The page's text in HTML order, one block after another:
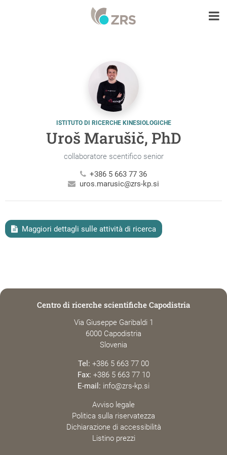
ISTITUTO DI RICERCHE KINESIOLOGICHE
Uroš Marušič, PhD
collaboratore scentifico senior
+386 5 663 77 36
uros.marusic@zrs-kp.si
Maggiori dettagli sulle attività di ricerca
Centro di ricerche scientifiche Capodistria
Via Giuseppe Garibaldi 1
6000 Capodistria
Slovenia
Tel: +386 5 663 77 00
Fax: +386 5 663 77 10
E-mail: info@zrs-kp.si
Avviso legale
Politica sulla riservatezza
Dichiarazione di accessibilità
Listino prezzi